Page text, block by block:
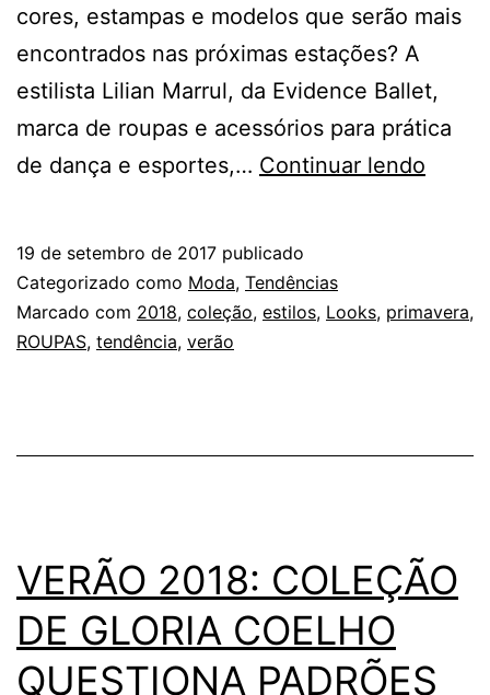
cores, estampas e modelos que serão mais
encontrados nas próximas estações? A
estilista Lilian Marrul, da Evidence Ballet,
marca de roupas e acessórios para prática
de dança e esportes,… Continuar lendo
19 de setembro de 2017 publicado
Categorizado como Moda, Tendências
Marcado com 2018, coleção, estilos, Looks, primavera,
ROUPAS, tendência, verão
VERÃO 2018: COLEÇÃO
DE GLORIA COELHO
QUESTIONA PADRÕES